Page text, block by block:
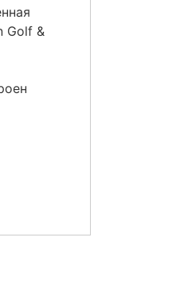
Golf &